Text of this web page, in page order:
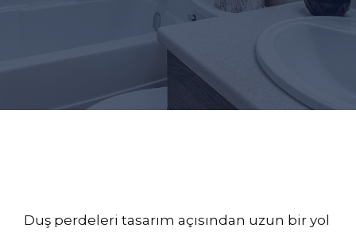
Duş perdeleri tasarım açısından uzun bir yol